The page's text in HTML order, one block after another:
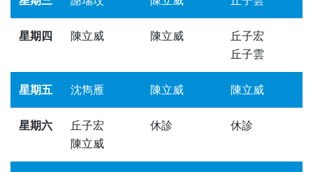
星期四 陳立威 陳立威
丘子宏
丘子雲
星期五 沈雋雁 陳立威 陳立威
星期六
丘子宏
陳立威
休診 休診